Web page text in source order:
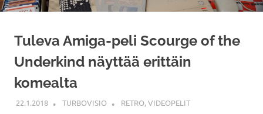
Tuleva Amiga-peli Scourge of the
Underkind näyttää erittäin
komealta
22.1.2018 TURBOVISIO RETRO,VIDEOPELIT